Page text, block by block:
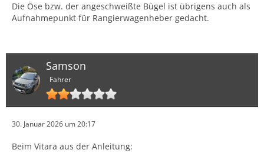
Die Öse bzw. der angeschweißte Bügel ist übrigens auch als
Aufnahmepunkt für Rangierwagenheber gedacht.
Samson
Fahrer
30. Januar 2026 um 20:17
Beim Vitara aus der Anleitung: